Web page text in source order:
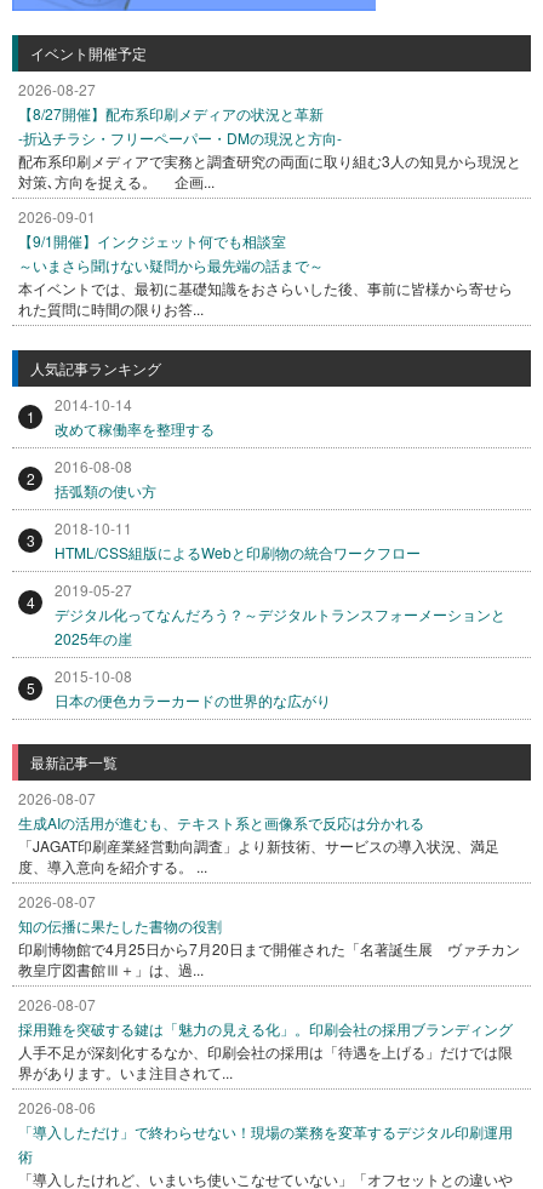
イベント開催予定
2026-08-27
【8/27開催】配布系印刷メディアの状況と革新
-折込チラシ・フリーペーパー・DMの現況と方向-
配布系印刷メディアで実務と調査研究の両面に取り組む3人の知見から現況と
対策､方向を捉える。 企画...
2026-09-01
【9/1開催】インクジェット何でも相談室
～いまさら聞けない疑問から最先端の話まで～
本イベントでは、最初に基礎知識をおさらいした後、事前に皆様から寄せら
れた質問に時間の限りお答...
人気記事ランキング
1
2014-10-14
改めて稼働率を整理する
2
2016-08-08
括弧類の使い方
3
2018-10-11
HTML/CSS組版によるWebと印刷物の統合ワークフロー
4
2019-05-27
デジタル化ってなんだろう？～デジタルトランスフォーメーションと
2025年の崖
5
2015-10-08
日本の便色カラーカードの世界的な広がり
最新記事一覧
2026-08-07
生成AIの活用が進むも、テキスト系と画像系で反応は分かれる
「JAGAT印刷産業経営動向調査」より新技術、サービスの導入状況、満足
度、導入意向を紹介する。 ...
2026-08-07
知の伝播に果たした書物の役割
印刷博物館で4月25日から7月20日まで開催された「名著誕生展 ヴァチカン
教皇庁図書館Ⅲ＋」は、過...
2026-08-07
採用難を突破する鍵は「魅力の見える化」。印刷会社の採用ブランディング
人手不足が深刻化するなか、印刷会社の採用は「待遇を上げる」だけでは限
界があります。いま注目されて...
2026-08-06
「導入しただけ」で終わらせない！現場の業務を変革するデジタル印刷運用
術
「導入したけれど、いまいち使いこなせていない」「オフセットとの違いや